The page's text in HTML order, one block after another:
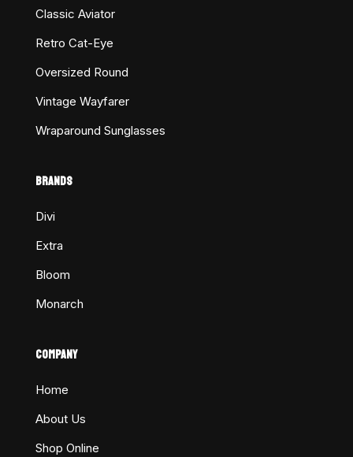
Classic Aviator
Retro Cat-Eye
Oversized Round
Vintage Wayfarer
Wraparound Sunglasses
BRANDS
Divi
Extra
Bloom
Monarch
COMPANY
Home
About Us
Shop Online